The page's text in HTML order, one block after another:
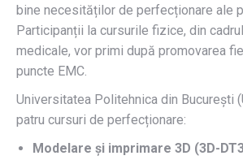
bine necesităților de perfecționare ale
Participanții la cursurile fizice, din
medicale, vor primi după promovarea
puncte EMC.
Universitatea Politehnica din București
patru cursuri de perfecționare:
Modelare și imprimare 3D (3D-